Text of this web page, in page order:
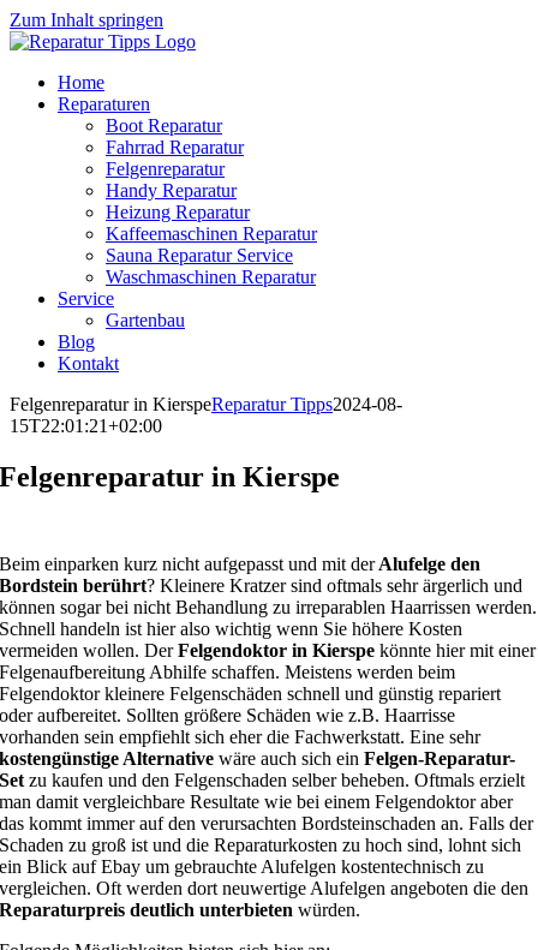
Zum Inhalt springen
Home
Reparaturen
Boot Reparatur
Fahrrad Reparatur
Felgenreparatur
Handy Reparatur
Heizung Reparatur
Kaffeemaschinen Reparatur
Sauna Reparatur Service
Waschmaschinen Reparatur
Service
Gartenbau
Blog
Kontakt
Felgenreparatur in KierspeReparatur Tipps2024-08-
15T22:01:21+02:00
Felgenreparatur in Kierspe
Beim einparken kurz nicht aufgepasst und mit derAlufelge den
Bordstein berührt? Kleinere Kratzer sind oftmals sehr ärgerlich und
können sogar bei nicht Behandlung zu irreparablen Haarrissen werden.
Schnell handeln ist hier also wichtig wenn Sie höhere Kosten
vermeiden wollen. DerFelgendoktor in Kierspe könnte hier mit einer
Felgenaufbereitung Abhilfe schaffen. Meistens werden beim
Felgendoktor kleinere Felgenschäden schnell und günstig repariert
oder aufbereitet. Sollten größere Schäden wie z.B. Haarrisse
vorhanden sein empfiehlt sich eher die Fachwerkstatt. Eine sehr
kostengünstige Alternative wäre auch sich einFelgen-Reparatur-
Set zu kaufen und den Felgenschaden selber beheben. Oftmals erzielt
man damit vergleichbare Resultate wie bei einem Felgendoktor aber
das kommt immer auf den verursachten Bordsteinschaden an. Falls der
Schaden zu groß ist und die Reparaturkosten zu hoch sind, lohnt sich
ein Blick auf Ebay um gebrauchte Alufelgen kostentechnisch zu
vergleichen. Oft werden dort neuwertige Alufelgen angeboten die den
Reparaturpreis deutlich unterbieten würden.